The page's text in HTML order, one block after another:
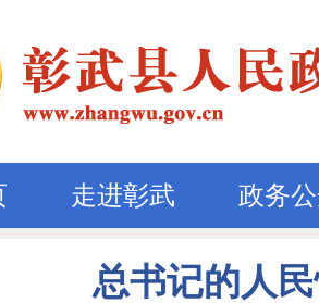
走进彰武 政务
总书记的人